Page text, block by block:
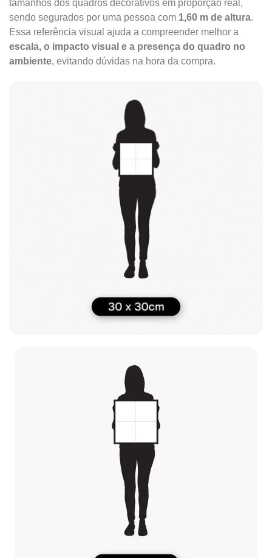
tamanhos dos quadros decorativos em proporção real,
sendo segurados por uma pessoa com 1,60 m de altura.
Essa referência visual ajuda a compreender melhor a
escala, o impacto visual e a presença do quadro no
ambiente, evitando dúvidas na hora da compra.